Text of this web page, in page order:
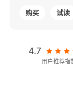
购买 试读
4.7
用户推荐指